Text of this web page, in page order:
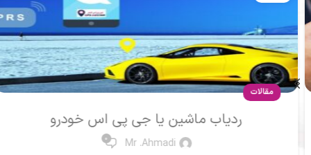
مقالات
ردیاب ماشین یا جی پی اس خودرو
Mr .Ahmadi
0